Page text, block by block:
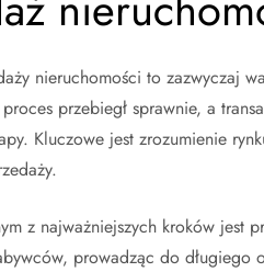
nieruchomości to zazwyczaj
przebiegł sprawnie, a
Kluczowe jest zrozumienie
z najważniejszych kroków jest
prowadząc do